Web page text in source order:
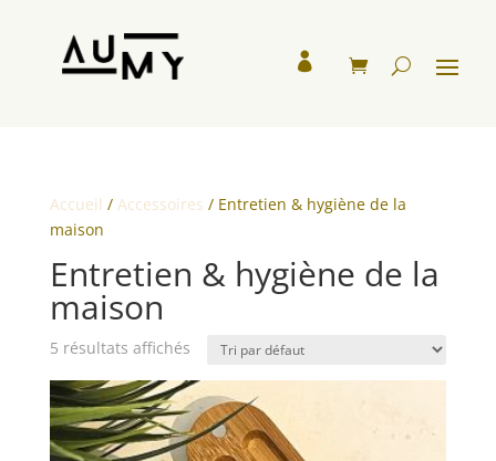

Accueil / Accessoires / Entretien & hygiène de la
maison
Entretien & hygiène de la
maison
5 résultats affichés